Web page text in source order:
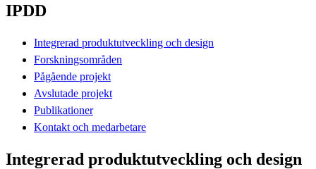
IPDD
Integrerad produktutveckling och design
Forskningsområden
Pågående projekt
Avslutade projekt
Publikationer
Kontakt och medarbetare
Integrerad produktutveckling och design